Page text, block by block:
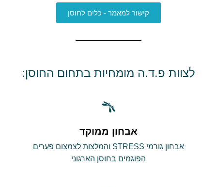
קישור למאמר - כלים לחוסן
לצוות פ.ד.ה מומחיות בתחום החוסן:
אבחון ממוקד
אבחון גורמי STRESS והמלצות לצמצום פערים
הפוגמים בחוסן הארגוני